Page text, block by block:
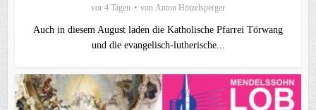
vor 4 Tagen von Anton Hötzelsperger
Auch in diesem August laden die Katholische Pfarrei Törwang
und die evangelisch‑lutherische...